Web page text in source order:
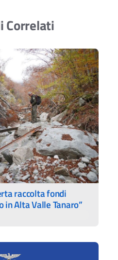
Correlati
raccolta fondi
in Alta Valle Tanaro”